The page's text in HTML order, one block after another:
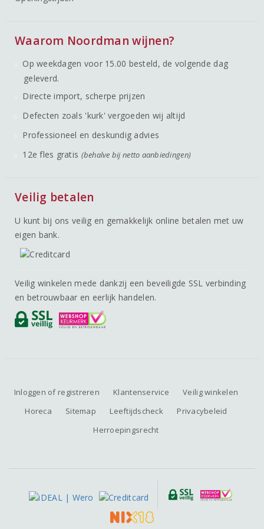
Waarom Noordman wijnen?
Op weekdagen voor 15.00 besteld, de volgende dag
geleverd.
Directe import, scherpe prijzen
Defecten zoals 'kurk' vergoeden wij altijd
Professioneel en deskundig advies
12e fles gratis (behalve bij netto aanbiedingen)
Veilig betalen
U kunt bij ons veilig en gemakkelijk online betalen met uw
eigen bank.
Veilig winkelen mede dankzij een beveiligde SSL verbinding
en betrouwbaar en eerlijk handelen.
Inloggen of registreren Klantenservice
Veilig winkelen
Horeca
Sitemap Leeftijdscheck
Privacybeleid
Herroepingsrecht